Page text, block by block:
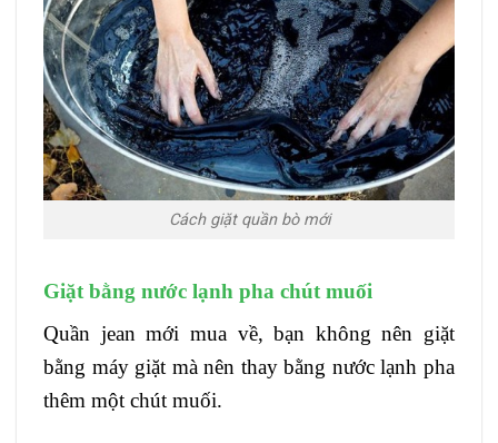
Cách giặt quần bò mới
Giặt bằng nước lạnh pha chút muối
Quần jean mới mua về, bạn không nên giặt
bằng máy giặt mà nên thay bằng nước lạnh pha
thêm một chút muối.